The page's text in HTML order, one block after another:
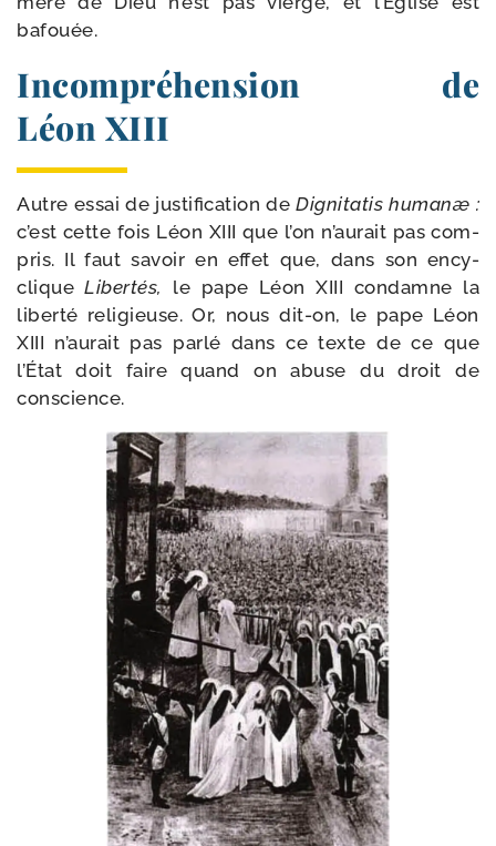
bafouée.
Incompréhension de
Léon XIII
Autre essai de jus­ti­fi­ca­tion deDignitatis humanæ :
c’est cette fois Léon XIII que l’on n’aurait pas com­
pris. Il faut savoir en effet que, dans son ency­
cliqueLibertés,
le pape Léon XIII condamne la
liber­té reli­gieuse. Or, nous dit-​on, le pape Léon
XIII n’au­rait pas par­lé dans ce texte de ce que
l’État doit faire quand on abuse du droit de
conscience.